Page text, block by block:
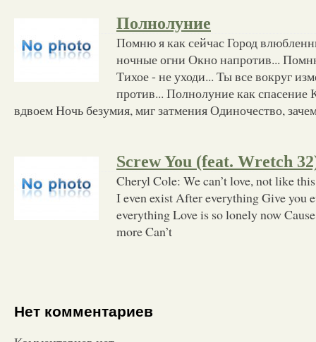
Полнолуние
Помню я как сейчас Город
ночные огни Окно напротив...
Тихое - не уходи... Ты все вокруг
против... Полнолуние как спасение
вдвоем Ночь безумия, миг затмения Одиночество,
Screw You (feat. Wretch
Cheryl Cole: We can’t love, not like
I even exist After everything Give you
everything Love is so lonely now
more Can’t
Нет комментариев